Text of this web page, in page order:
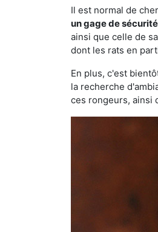
Il est normal de
un gage de
ainsi que celle de
dont les rats en
En plus, c'est
la recherche
ces rongeurs, ainsi